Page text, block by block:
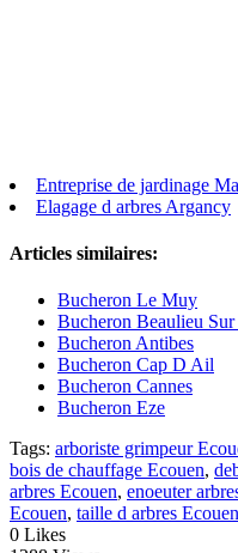
Entreprise de jardinage
Elagage d arbres Argancy
Articles similaires:
Bucheron Le Muy
Bucheron Beaulieu
Bucheron Antibes
Bucheron Cap D Ail
Bucheron Cannes
Bucheron Eze
Tags: arboriste grimpeur
bois de chauffage Ecouen,
arbres Ecouen, enoeuter
Ecouen, taille d arbres Ecouen
0 Likes